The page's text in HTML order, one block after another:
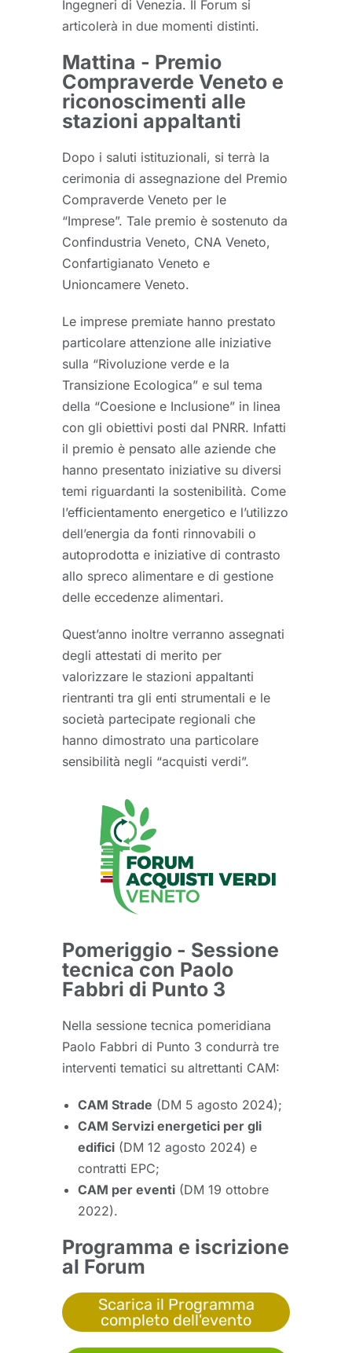
Ingegneri di Venezia. Il Forum si
articolerà in due momenti distinti.
Mattina - Premio
Compraverde Veneto e
riconoscimenti alle
stazioni appaltanti
Dopo i saluti istituzionali, si terrà la
cerimonia di assegnazione del Premio
Compraverde Veneto per le
“Imprese”. Tale premio è sostenuto da
Confindustria Veneto, CNA Veneto,
Confartigianato Veneto e
Unioncamere Veneto.
Le imprese premiate hanno prestato
particolare attenzione alle iniziative
sulla “Rivoluzione verde e la
Transizione Ecologica” e sul tema
della “Coesione e Inclusione” in linea
con gli obiettivi posti dal PNRR. Infatti
il premio è pensato alle aziende che
hanno presentato iniziative su diversi
temi riguardanti la sostenibilità. Come
l’efficientamento energetico e l’utilizzo
dell’energia da fonti rinnovabili o
autoprodotta e iniziative di contrasto
allo spreco alimentare e di gestione
delle eccedenze alimentari.
Quest’anno inoltre verranno assegnati
degli attestati di merito per
valorizzare le stazioni appaltanti
rientranti tra gli enti strumentali e le
società partecipate regionali che
hanno dimostrato una particolare
sensibilità negli “acquisti verdi”.
Pomeriggio - Sessione
tecnica con Paolo
Fabbri di Punto 3
Nella sessione tecnica pomeridiana
Paolo Fabbri di Punto 3 condurrà tre
interventi tematici su altrettanti CAM:
CAM Strade (DM 5 agosto 2024);
CAM Servizi energetici per gli
edifici (DM 12 agosto 2024) e
contratti EPC;
CAM per eventi (DM 19 ottobre
2022).
Programma e iscrizione
al Forum
Scarica il Programma
completo dell'evento